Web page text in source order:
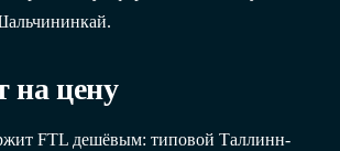
на цену
FTL дешёвым: типовой Таллинн-